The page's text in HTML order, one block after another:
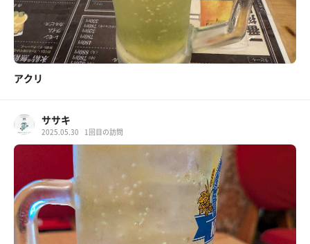
アクリ
ササキ
2025.05.30 1回目の訪問